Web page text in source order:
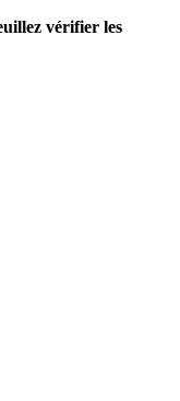
vérifier les